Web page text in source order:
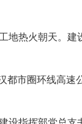
热火朝天。建
圈环线高速公